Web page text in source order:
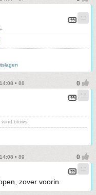
• 88
blows.
• 89
zover voorin.